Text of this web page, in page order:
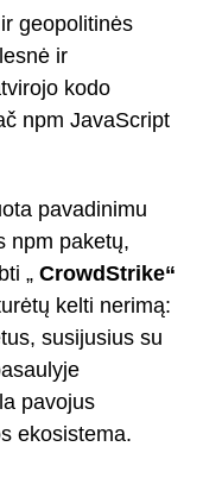
geopolitinės
ir
kodo
npm JavaScript
pavadinimu
npm paketų,
„ CrowdStrike“
kelti nerimą:
susijusius su
pavojus
ekosistema.